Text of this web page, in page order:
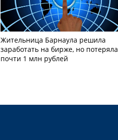
Жительница Барнаула решила
заработать на бирже, но потеряла
почти 1 млн рублей